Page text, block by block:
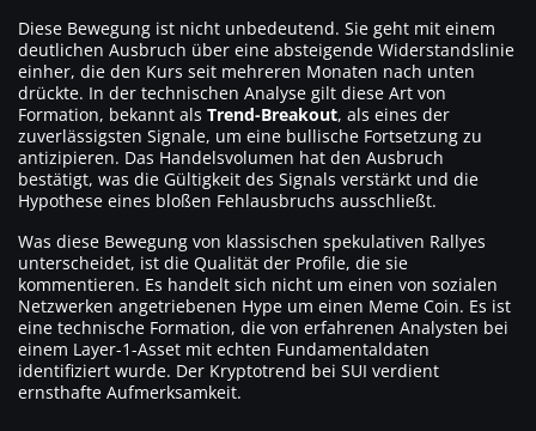
Diese Bewegung ist nicht unbedeutend. Sie geht mit einem
deutlichen Ausbruch über eine absteigende Widerstandslinie
einher, die den Kurs seit mehreren Monaten nach unten
drückte. In der technischen Analyse gilt diese Art von
Formation, bekannt als Trend-Breakout, als eines der
zuverlässigsten Signale, um eine bullische Fortsetzung zu
antizipieren. Das Handelsvolumen hat den Ausbruch
bestätigt, was die Gültigkeit des Signals verstärkt und die
Hypothese eines bloßen Fehlausbruchs ausschließt.
Was diese Bewegung von klassischen spekulativen Rallyes
unterscheidet, ist die Qualität der Profile, die sie
kommentieren. Es handelt sich nicht um einen von sozialen
Netzwerken angetriebenen Hype um einen Meme Coin. Es ist
eine technische Formation, die von erfahrenen Analysten bei
einem Layer-1-Asset mit echten Fundamentaldaten
identifiziert wurde. Der Kryptotrend bei SUI verdient
ernsthafte Aufmerksamkeit.